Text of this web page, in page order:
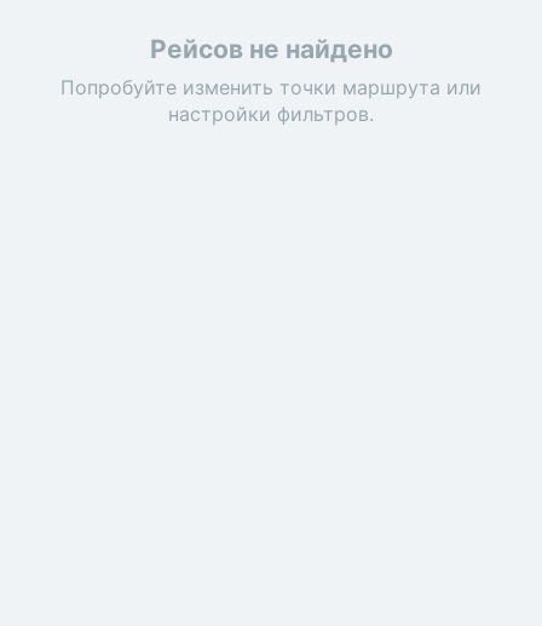
Рейсов не найдено
Попробуйте изменить точки маршрута или
настройки фильтров.